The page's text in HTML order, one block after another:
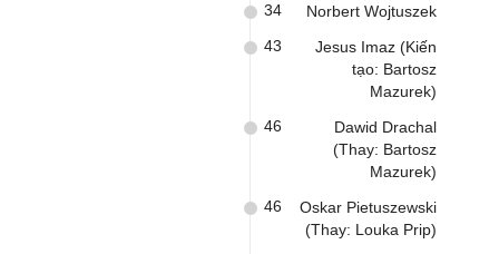
Norbert Wojtuszek
34
Jesus Imaz (Kiến
tạo: Bartosz
Mazurek)
43
Dawid Drachal
(Thay: Bartosz
Mazurek)
46
Oskar Pietuszewski
(Thay: Louka Prip)
46